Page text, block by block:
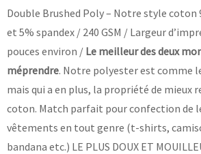
Double Brushed Poly – Notre style coton
et 5% spandex / 240 GSM / Largeur
pouces environ / Le meilleur des deux
méprendre. Notre polyester est comme
mais qui a en plus, la propriété de mieux
coton. Match parfait pour confection de
vêtements en tout genre (t-shirts,
bandana etc.) LE PLUS DOUX ET